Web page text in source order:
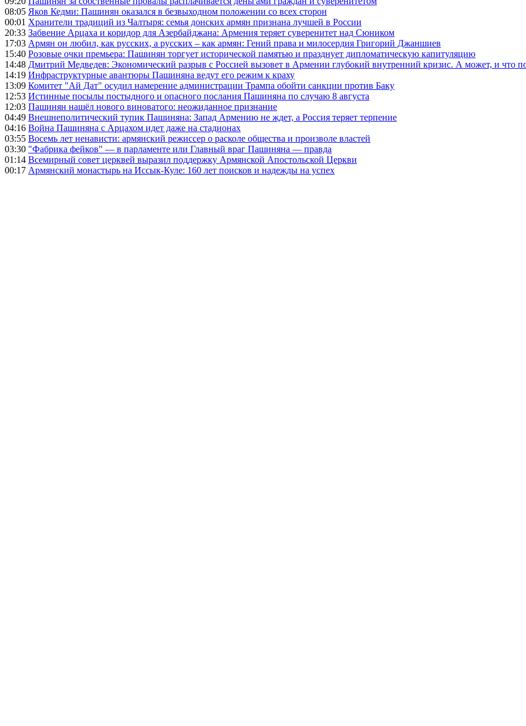
08:05 Яков Кедми: Пашинян оказался в безвыходном положении со всех сторон
00:01 Хранители традиций из Чалтыря: семья донских армян признана лучшей в России
20:33 Забвение Арцаха и коридор для Азербайджана: Армения теряет суверенитет над Сюником
17:03 Армян он любил, как русских, а русских – как армян: Гений права и милосердия Григорий Джаншиев
15:40 Розовые очки премьера: Пашинян торгует исторической памятью и празднует дипломатическую капитуляцию
14:48 Дмитрий Медведев: Экономический разрыв с Россией вызовет в Армении глубокий внутренний кризис. А может, и что
14:19 Инфраструктурные авантюры Пашиняна ведут его режим к краху
13:09 Комитет "Ай Дат" осудил намерение администрации Трампа обойти санкции против Баку
12:53 Истинные посылы постыдного и опасного послания Пашиняна по случаю 8 августа
12:03 Пашинян нашёл нового виноватого: неожиданное признание
04:49 Внешнеполитический тупик Пашиняна: Запад Армению не ждет, а Россия теряет терпение
04:16 Война Пашиняна с Арцахом идет даже на стадионах
03:55 Восемь лет ненависти: армянский режиссер о расколе общества и произволе властей
03:30 "Фабрика фейков" — в парламенте или Главный враг Пашиняна — правда
01:14 Всемирный совет церквей выразил поддержку Армянской Апостольской Церкви
00:17 Армянский монастырь на Иссык-Куле: 160 лет поисков и надежды на успех